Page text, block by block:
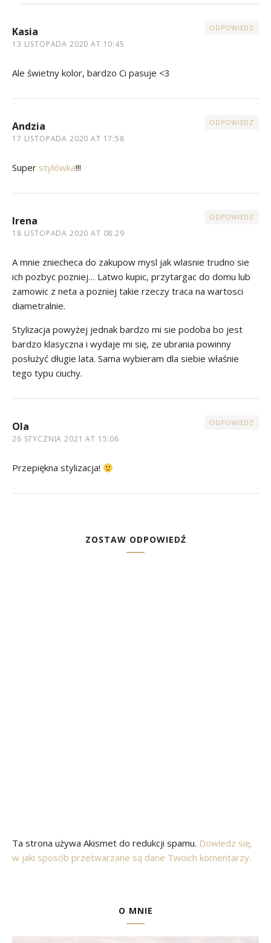
Kasia
13 LISTOPADA 2020 AT 10:45
ODPOWIEDZ
Ale świetny kolor, bardzo Ci pasuje <3
Andzia
17 LISTOPADA 2020 AT 17:58
ODPOWIEDZ
Super stylówka!!!
Irena
18 LISTOPADA 2020 AT 08:29
ODPOWIEDZ
A mnie zniecheca do zakupow mysl jak wlasnie trudno sie
ich pozbyc pozniej… Latwo kupic, przytargac do domu lub
zamowic z neta a pozniej takie rzeczy traca na wartosci
diametralnie.
Stylizacja powyżej jednak bardzo mi sie podoba bo jest
bardzo klasyczna i wydaje mi się, ze ubrania powinny
posłużyć długie lata. Sama wybieram dla siebie właśnie
tego typu ciuchy.
Ola
26 STYCZNIA 2021 AT 15:06
ODPOWIEDZ
Przepiękna stylizacja!
ZOSTAW ODPOWIEDŹ
Ta strona używa Akismet do redukcji spamu. Dowiedz się,
w jaki sposób przetwarzane są dane Twoich komentarzy.
O MNIE